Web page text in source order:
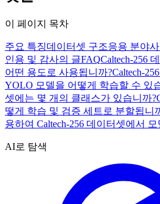
이 페이지 목차
주요 특징데이터셋 구조응용 분야
인용 및 감사의 글FAQCaltech-256
어떤 용도로 사용됩니까?Caltech-
YOLO 모델을 어떻게 학습할 수 있
셋에는 몇 개의 클래스가 있습니까?
떻게 학습 및 검증 세트로 분할됩니
용하여 Caltech-256 데이터셋에서
AI로 탐색